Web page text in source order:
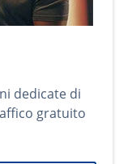
dedicate di
gratuito